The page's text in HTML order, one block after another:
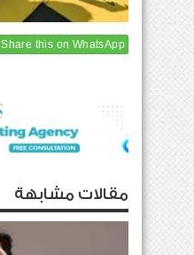
Share this on WhatsApp
مقالات مشابهة